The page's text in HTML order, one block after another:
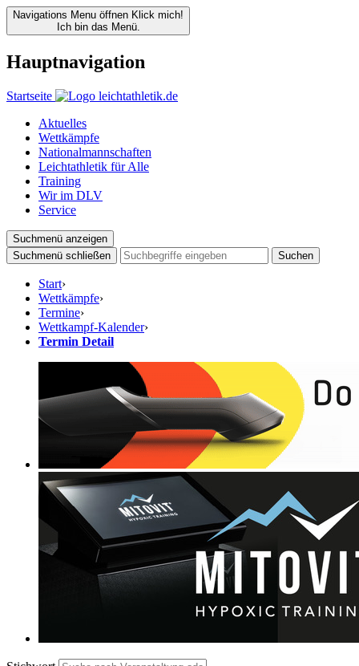
Navigations Menu öffnen Klick mich!
Ich bin das Menü.
Hauptnavigation
Startseite
Aktuelles
Wettkämpfe
Nationalmannschaften
Leichtathletik für Alle
Training
Wir im DLV
Service
Suchmenü anzeigen
Suchmenü schließen
Suchen
Start›
Wettkämpfe›
Termine›
Wettkampf-Kalender›
Termin Detail